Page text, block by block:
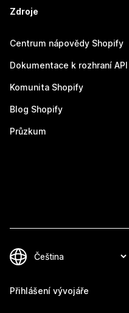
Zdroje
Centrum nápovědy Shopify
Dokumentace k rozhraní API
Komunita Shopify
Blog Shopify
Průzkum
Přihlášení vývojáře